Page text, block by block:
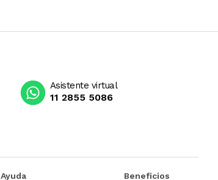
Asistente virtual
11 2855 5086
Ayuda Beneficios